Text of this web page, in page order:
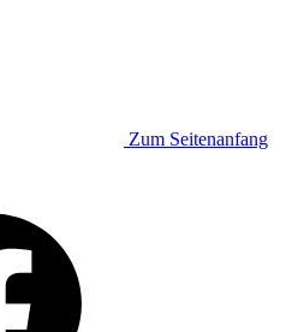
Zum Seitenanfang